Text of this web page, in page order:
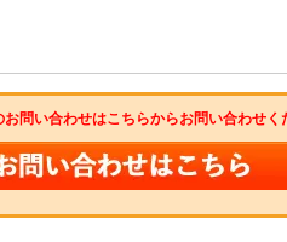
問い合わせはこちらからお問い合わせく